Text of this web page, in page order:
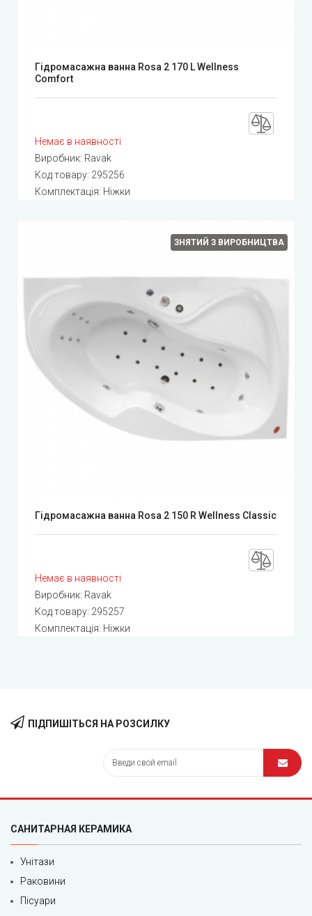
Гідромасажна ванна Rosa 2 170 L Wellness
Comfort
Немає в наявності
Виробник: Ravak
Код товару: 295256
Комплектація: Ніжки
ЗНЯТИЙ З ВИРОБНИЦТВА
Гідромасажна ванна Rosa 2 150 R Wellness Classic
Немає в наявності
Виробник: Ravak
Код товару: 295257
Комплектація: Ніжки
ПІДПИШІТЬСЯ НА РОЗСИЛКУ
САНИТАРНАЯ КЕРАМИКА
Унітази
Раковини
Пісуари